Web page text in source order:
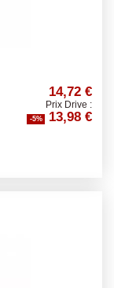
14,72 €
Prix Drive :
-5% 13,98 €